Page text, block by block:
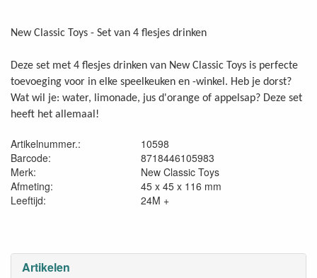
Artikelen
New Classic Toys - Set van 4 flesjes drinken
Deze set met 4 flesjes drinken van New Classic Toys is perfecte
toevoeging voor in elke speelkeuken en -winkel. Heb je dorst?
Wat wil je: water, limonade, jus d'orange of appelsap? Deze set
heeft het allemaal!
Artikelnummer.:
10598
Barcode:
8718446105983
Merk:
New Classic Toys
Afmeting:
45 x 45 x 116 mm
Leeftijd:
24M +